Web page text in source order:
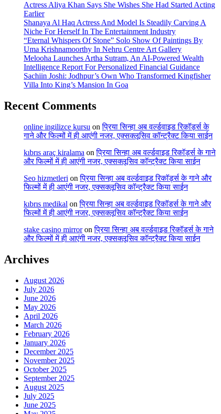
Actress Aliya Khan Says She Wishes She Had Started Acting
Earlier
Shanaya Al Haq Actress And Model Is Steadily Carving A
Niche For Herself In The Entertainment Industry
“Eternal Whispers Of Stone” Solo Show Of Paintings By
Uma Krishnamoorthy In Nehru Centre Art Gallery
Melooha Launches Artha Sutram, An AI-Powered Wealth
Intelligence Report For Personalized Financial Guidance
Sachiin Joshi: Jodhpur’s Own Who Transformed Kingfisher
Villa Into King’s Mansion In Goa
Recent Comments
online ingilizce kursu onप्रिया सिन्हा अब वर्ल्डवाइड रिकॉर्ड्स के
गाने और फिल्मों में ही आएंगी नजर, एक्सक्लूसिव कॉन्ट्रैक्ट किया साईन
kıbrıs araç kiralama onप्रिया सिन्हा अब वर्ल्डवाइड रिकॉर्ड्स के गाने
और फिल्मों में ही आएंगी नजर, एक्सक्लूसिव कॉन्ट्रैक्ट किया साईन
Seo hizmetleri onप्रिया सिन्हा अब वर्ल्डवाइड रिकॉर्ड्स के गाने और
फिल्मों में ही आएंगी नजर, एक्सक्लूसिव कॉन्ट्रैक्ट किया साईन
kıbrıs medikal onप्रिया सिन्हा अब वर्ल्डवाइड रिकॉर्ड्स के गाने और
फिल्मों में ही आएंगी नजर, एक्सक्लूसिव कॉन्ट्रैक्ट किया साईन
stake casino mirroronप्रिया सिन्हा अब वर्ल्डवाइड रिकॉर्ड्स के गाने
और फिल्मों में ही आएंगी नजर, एक्सक्लूसिव कॉन्ट्रैक्ट किया साईन
Archives
August 2026
July 2026
June 2026
May 2026
April 2026
March 2026
February 2026
January 2026
December 2025
November 2025
October 2025
September 2025
August 2025
July 2025
June 2025